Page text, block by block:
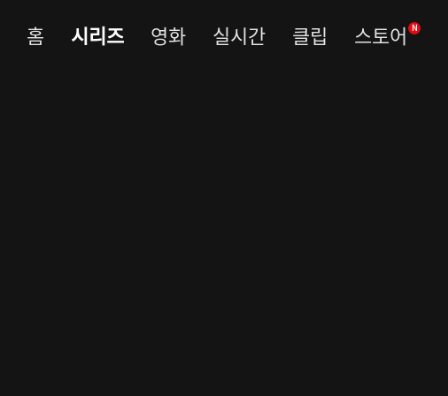
홈 시리즈 영화 실시간 클립 스토어 N